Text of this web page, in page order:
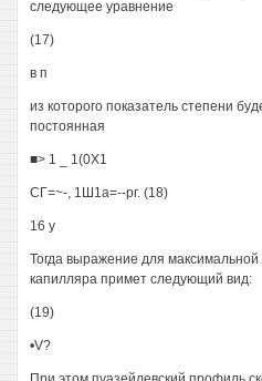
следующее уравнение
(17)
в п
из которого показатель степени
постоянная
■> 1 _ 1(0X1
СГ=~-, 1Ш1а=--рг. (18)
16 у
Тогда выражение для максимальной
капилляра примет следующий вид:
(19)
•V?